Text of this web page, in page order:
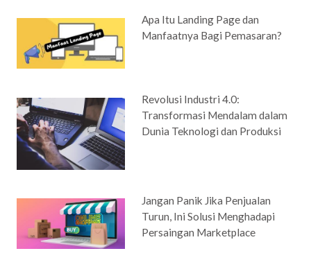
Apa Itu Landing Page dan
Manfaatnya Bagi Pemasaran?
Revolusi Industri 4.0:
Transformasi Mendalam dalam
Dunia Teknologi dan Produksi
Jangan Panik Jika Penjualan
Turun, Ini Solusi Menghadapi
Persaingan Marketplace